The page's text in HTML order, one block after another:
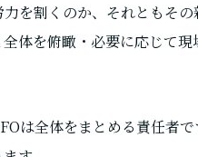
を割くのか、それともそ
体を俯瞰・必要に応じて
は全体をまとめる責任者